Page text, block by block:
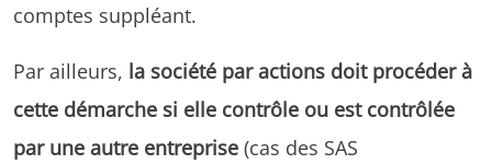
comptes suppléant.
Par ailleurs, la société par actions doit procéder à
cette démarche si elle contrôle ou est contrôlée
par une autre entreprise (cas des SAS